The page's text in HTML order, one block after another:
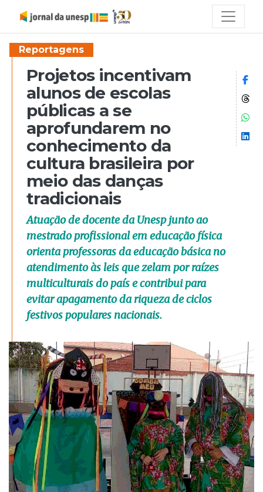
Reportagens
Projetos incentivam
alunos de escolas
públicas a se
aprofundarem no
conhecimento da
cultura brasileira por
meio das danças
tradicionais
Atuação de docente da Unesp junto ao
mestrado profissional em educação física
orienta professoras da educação básica no
atendimento às leis que zelam por raízes
multiculturais do país e contribui para
evitar apagamento da riqueza de ciclos
festivos populares nacionais.